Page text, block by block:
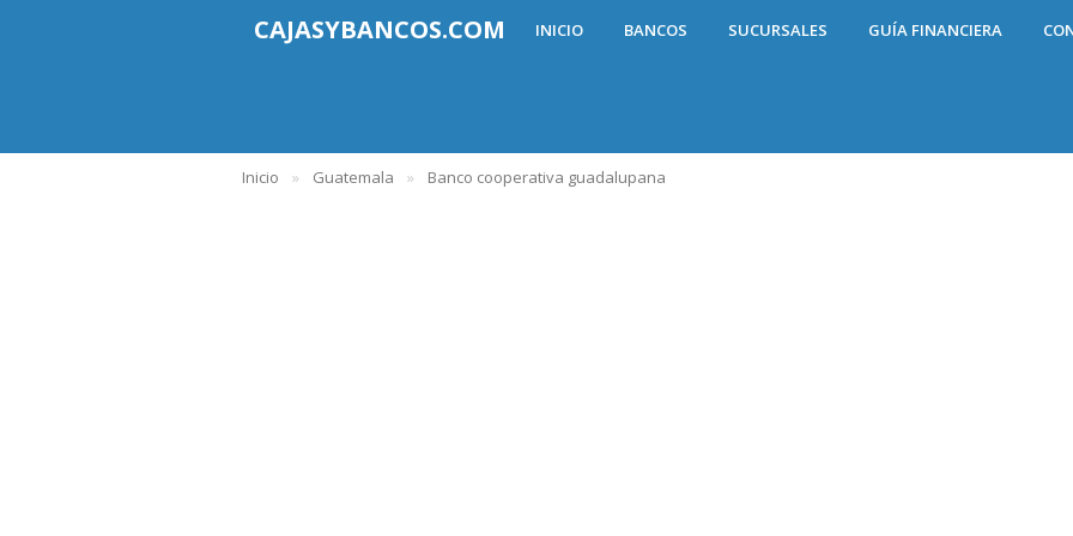
CAJASYBANCOS.COM INICIO BANCOS SUCURSALES GUÍA FINANCIERA
Inicio Guatemala Banco cooperativa guadalupana